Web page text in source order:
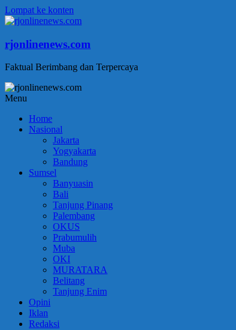
Lompat ke konten
rjonlinenews.com
Faktual Berimbang dan Terpercaya
Menu
Home
Nasional
Jakarta
Yogyakarta
Bandung
Sumsel
Banyuasin
Bali
Tanjung Pinang
Palembang
OKUS
Prabumulih
Muba
OKI
MURATARA
Belitang
Tanjung Enim
Opini
Iklan
Redaksi